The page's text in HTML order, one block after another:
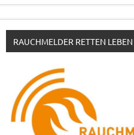
RAUCHMELDER RETTEN LEBEN